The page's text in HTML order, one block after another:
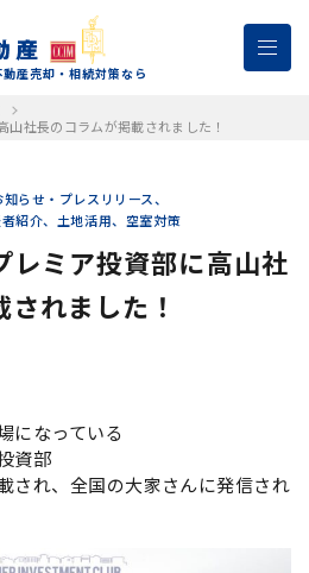
産売却・相続対策なら
社長のコラムが掲載されました！
知らせ・プレスリリース
紹介 土地活用 空室対策
ミア投資部に高山社
れました！
になっている
資部
され、全国の大家さんに発信され